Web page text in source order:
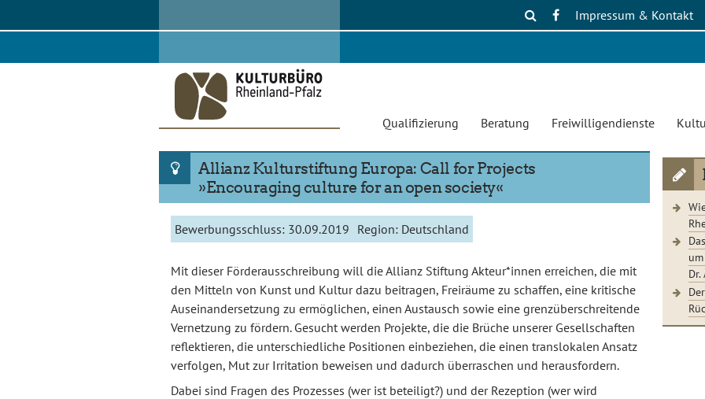
content
Impressum & Kontakt
Qualifizierung Beratung Freiwilligendienste
Allianz Kulturstiftung Europa: Call for Projects
»Encouraging culture for an open society«
Bewerbungsschluss: 30.09.2019 Region: Deutschland
Mit dieser Förderausschreibung will die Allianz Stiftung Akteur*innen erreichen, die mit
den Mitteln von Kunst und Kultur dazu beitragen, Freiräume zu schaffen, eine kritische
Auseinandersetzung zu ermöglichen, einen Austausch sowie eine grenzüberschreitende
Vernetzung zu fördern. Gesucht werden Projekte, die die Brüche unserer Gesellschaften
reflektieren, die unterschiedliche Positionen einbeziehen, die einen translokalen Ansatz
verfolgen, Mut zur Irritation beweisen und dadurch überraschen und herausfordern.
Dabei sind Fragen des Prozesses (wer ist beteiligt?) und der Rezeption (wer wird